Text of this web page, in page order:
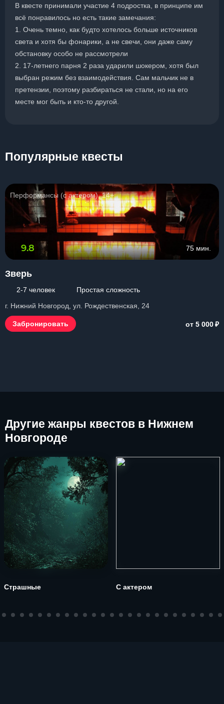
В квесте принимали участие 4 подростка, в принципе им
всё понравилось но есть такие замечания:
1. Очень темно, как будто хотелось больше источников
света и хотя бы фонарики, а не свечи, они даже саму
обстановку особо не рассмотрели
2. 17-летнего парня 2 раза ударили шокером, хотя был
выбран режим без взаимодействия. Сам мальчик не в
претензии, поэтому разбираться не стали, но на его
месте мог быть и кто-то другой.
Популярные квесты
Перформансы (с актером), 14+
9.8 75 мин.
Зверь
2-7 человек
Простая сложность
г. Нижний Новгород, ул. Рождественская, 24
Забронировать от 5 000₽
Другие жанры квестов в Нижнем
Новгороде
Страшные С актером